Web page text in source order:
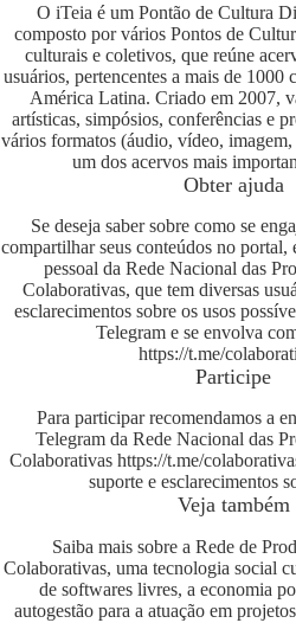
O iTeia é um Pontão de Cultura
composto por vários Pontos de
culturais e coletivos, que reúne
usuários, pertencentes a mais de 1000
América Latina. Criado em 2007,
artísticas, simpósios, conferências e
vários formatos (áudio, vídeo,
um dos acervos mais
Obter ajuda
Se deseja saber sobre como se
compartilhar seus conteúdos no portal,
pessoal da Rede Nacional das
Colaborativas, que tem diversas
esclarecimentos sobre os usos
Telegram e se envolva
https://t.me/
Participe
Para participar recomendamos a
Telegram da Rede Nacional das
Colaborativas https://t.me/
suporte e esclarecimentos
Veja também
Saiba mais sobre a Rede de
Colaborativas, uma tecnologia social
de softwares livres, a economia
autogestão para a atuação em